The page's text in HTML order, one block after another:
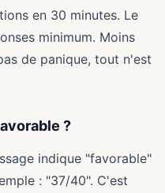
en 30 minutes. Le
minimum. Moins
de panique, tout n'est
?
indique "favorable"
: "37/40". C'est